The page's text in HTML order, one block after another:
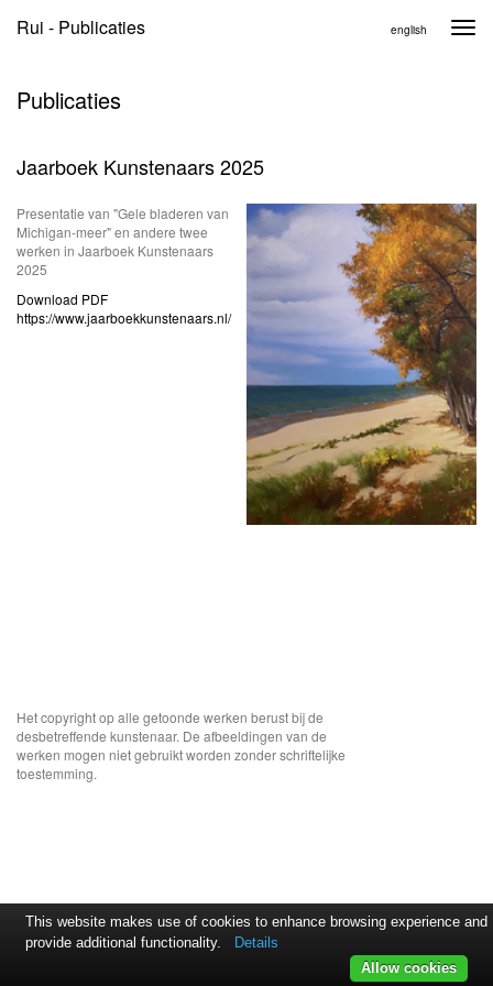
Rui - Publicaties english
Publicaties
Jaarboek Kunstenaars 2025
Presentatie van "Gele bladeren van
Michigan-meer" en andere twee
werken in Jaarboek Kunstenaars
2025
Download PDF
https://www.jaarboekkunstenaars.nl/
Het copyright op alle getoonde werken berust bij de
desbetreffende kunstenaar. De afbeeldingen van de
werken mogen niet gebruikt worden zonder schriftelijke
toestemming.
This website makes use of cookies to enhance browsing experience and
provide additional functionality.
Details
Allow cookies